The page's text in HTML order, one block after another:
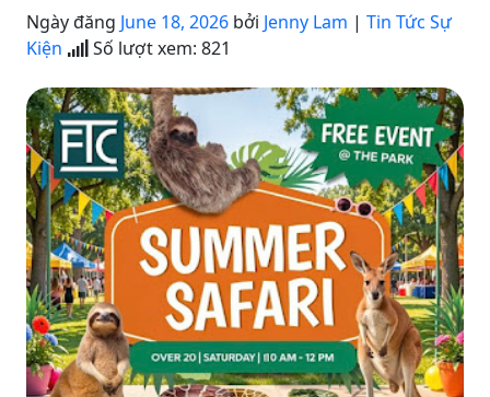
Ngày đăng June 18, 2026 bởi Jenny Lam | Tin Tức Sự
Kiện
Số lượt xem: 821